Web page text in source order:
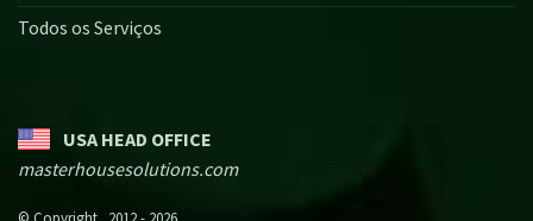
Todos os Serviços
USA HEAD OFFICE
masterhousesolutions.com